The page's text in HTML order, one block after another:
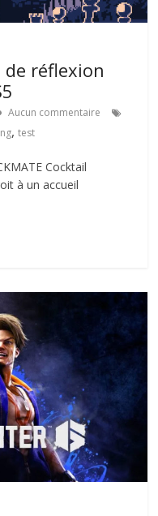
de réflexion
Aucun commentaire
,test
Cocktail
à un accueil